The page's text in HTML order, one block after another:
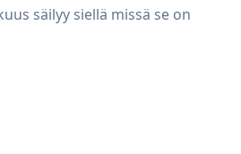
säilyy siellä missä se on